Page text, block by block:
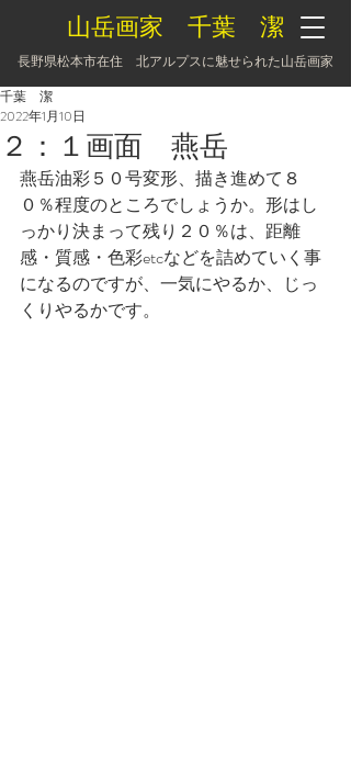
山岳画家 千葉 潔
長野県松本市在住 北アルプスに魅せられた山岳画家
２：１画面 燕岳
千葉 潔
2022年1月10日
燕岳油彩５０号変形、描き進めて８
０％程度のところでしょうか。形はし
っかり決まって残り２０％は、距離
感・質感・色彩etcなどを詰めていく事
になるのですが、一気にやるか、じっ
くりやるかです。